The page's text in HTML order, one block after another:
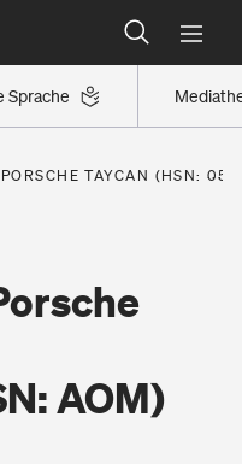
Sprache
finden
eingestuft
finden
TAYCAN (HSN:
AOM)